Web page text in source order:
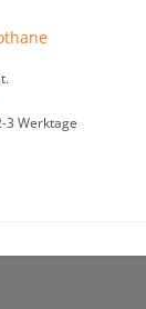
3 Werktage